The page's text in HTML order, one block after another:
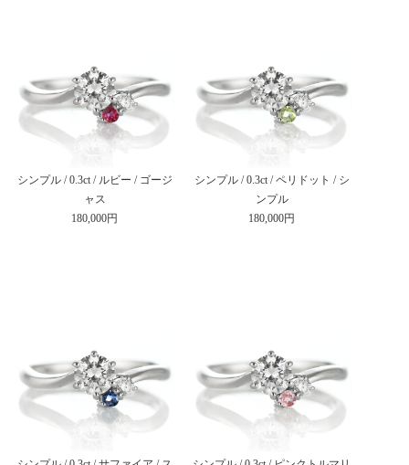
シンプル / 0.3ct / ルビー / ゴージ
ャス
180,000円
シンプル / 0.3ct / ペリドット / シ
ンプル
180,000円